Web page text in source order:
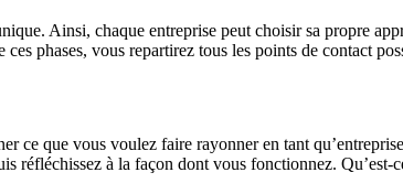
Ainsi, chaque entreprise peut choisir sa propre
phases, vous repartirez tous les points de contact
ce que vous voulez faire rayonner en tant
réfléchissez à la façon dont vous fonctionnez.